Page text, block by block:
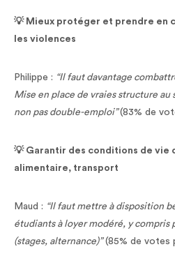
💡 Mieux protéger et prendre en
les violences
Philippe : “Il faut davantage
Mise en place de vraies structure au
non pas double-emploi”(83% de
💡 Garantir des conditions de vie
alimentaire, transport
Maud : “Il faut mettre à disposition
étudiants à loyer modéré, y compris
(stages, alternance)”(85% de votes